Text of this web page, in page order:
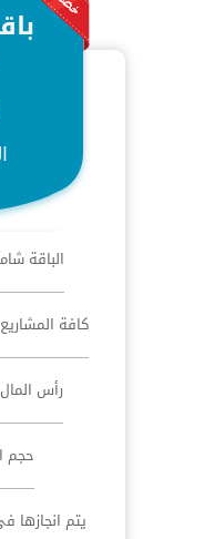
الباقة
كافة
رأس المال لا
حجم
يتم انجازها في 12 يوم عمل بحد